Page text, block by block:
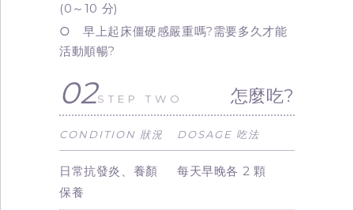
(0～10 分)
○ 早上起床僵硬感嚴重嗎?需要多久才能
活動順暢?
02STEP TWO 怎麼吃?
CONDITION 狀況 DOSAGE 吃法
日常抗發炎、養顏
保養
每天早晚各 2 顆